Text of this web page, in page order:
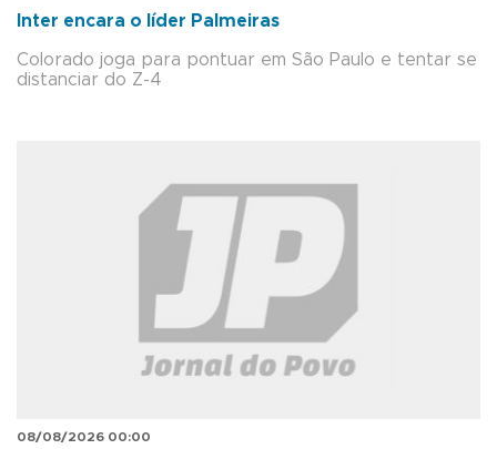
Inter encara o líder Palmeiras
Colorado joga para pontuar em São Paulo e tentar se
distanciar do Z-4
08/08/2026 00:00